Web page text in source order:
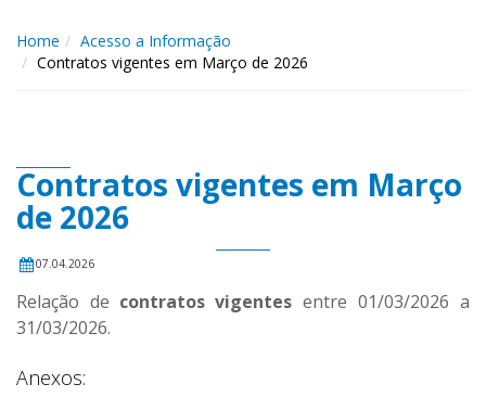
Home
Acesso a Informação
Contratos vigentes em Março de 2026
Contratos vigentes em Março
de 2026
07.04.2026
Relação de contratos vigentes entre 01/03/2026 a
31/03/2026.
Anexos: